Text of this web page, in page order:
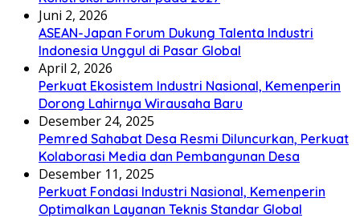
Juni 2, 2026
ASEAN-Japan Forum Dukung Talenta Industri
Indonesia Unggul di Pasar Global
April 2, 2026
Perkuat Ekosistem Industri Nasional, Kemenperin
Dorong Lahirnya Wirausaha Baru
Desember 24, 2025
Pemred Sahabat Desa Resmi Diluncurkan, Perkuat
Kolaborasi Media dan Pembangunan Desa
Desember 11, 2025
Perkuat Fondasi Industri Nasional, Kemenperin
Optimalkan Layanan Teknis Standar Global